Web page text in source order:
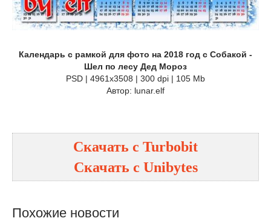
Календарь с рамкой для фото на 2018 год с Собакой -
Шел по лесу Дед Мороз
PSD | 4961х3508 | 300 dpi | 105 Mb
Автор: lunar.elf
Скачать с Turbobit
Скачать с Unibytes
Похожие новости